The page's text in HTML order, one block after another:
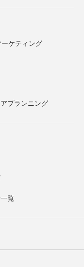
ケティング
プランニング
覧